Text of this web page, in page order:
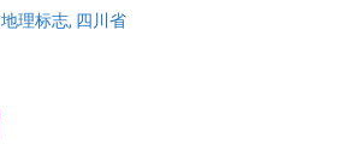
地理标志, 四川省